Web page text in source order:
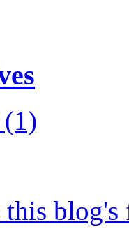
(1)
blog's